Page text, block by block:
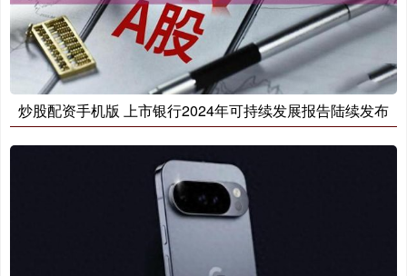
炒股配资手机版 上市银行2024年可持续发展报告陆续发布